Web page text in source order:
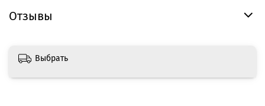
Отзывы
Выбрать